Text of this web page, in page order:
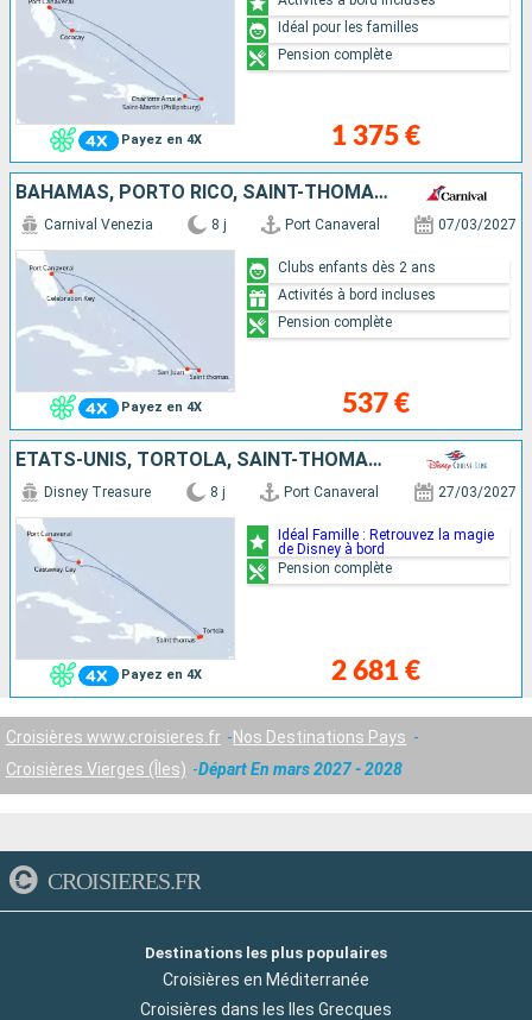
Payez en 4X 1 375 €
Idéal pour les familles
Pension complète
BAHAMAS, PORTO RICO, SAINT-THOMAS, ÉTATS-UNIS
Payez en 4X
Carnival Venezia 8 j Port Canaveral 07/03/2027
537 €
Clubs enfants dès 2 ans
Activités à bord incluses
Pension complète
ÉTATS-UNIS, TORTOLA, SAINT-THOMAS, BAHAMAS
Payez en 4X
Disney Treasure 8 j Port Canaveral 27/03/2027
2 681 €
Idéal Famille : Retrouvez la magie
de Disney à bord
Pension complète
Croisières www.croisieres.fr
Nos Destinations Pays
Croisières Vierges (Îles)
Départ En mars 2027 - 2028
CROISIERES.FR
Destinations les plus populaires
Croisières en Méditerranée
Croisières dans les Iles Grecques